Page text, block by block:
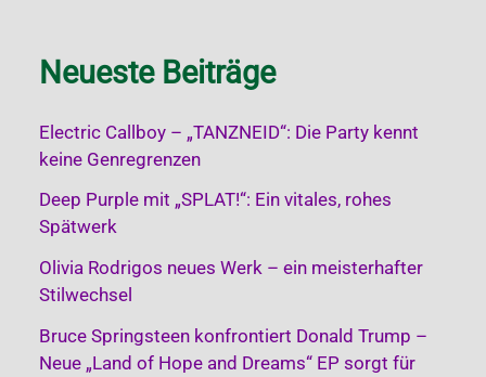
Neueste Beiträge
Electric Callboy – „TANZNEID“: Die Party kennt
keine Genregrenzen
Deep Purple mit „SPLAT!“: Ein vitales, rohes
Spätwerk
Olivia Rodrigos neues Werk – ein meisterhafter
Stilwechsel
Bruce Springsteen konfrontiert Donald Trump –
Neue „Land of Hope and Dreams“ EP sorgt für